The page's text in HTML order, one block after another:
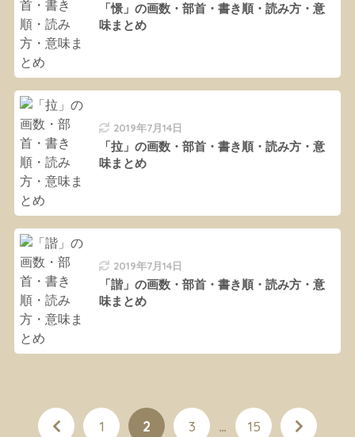
「憬」の画数・部首・書き順・読み方・意
味まとめ
2019年7月14日
「拉」の画数・部首・書き順・読み方・意
味まとめ
2019年7月14日
「諧」の画数・部首・書き順・読み方・意
味まとめ
1 2 3 … 15